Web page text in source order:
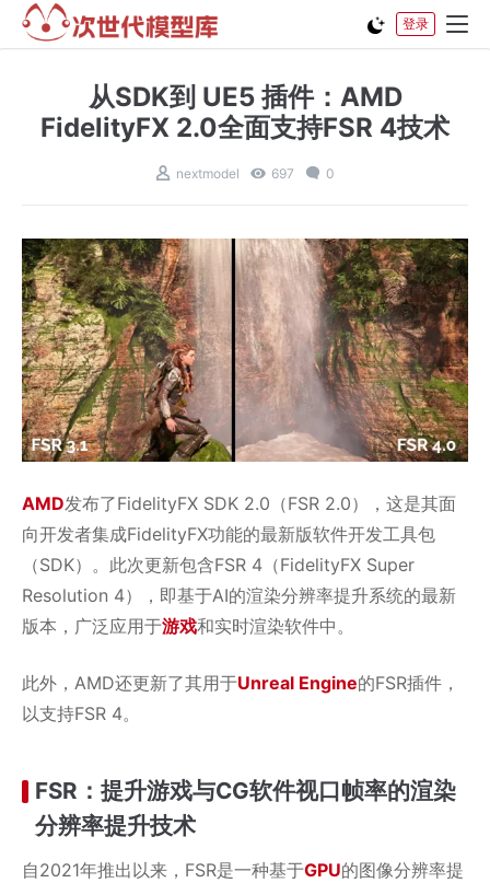
登录
从SDK到 UE5 插件：AMD
FidelityFX 2.0全面支持FSR 4技术
nextmodel 697 0
AMD发布了FidelityFX SDK 2.0（FSR 2.0），这是其面
向开发者集成FidelityFX功能的最新版软件开发工具包
（SDK）。此次更新包含FSR 4（FidelityFX Super
Resolution 4），即基于AI的渲染分辨率提升系统的最新
版本，广泛应用于游戏和实时渲染软件中。
此外，AMD还更新了其用于Unreal Engine的FSR插件，
以支持FSR 4。
FSR：提升游戏与CG软件视口帧率的渲染
分辨率提升技术
自2021年推出以来，FSR是一种基于GPU的图像分辨率提